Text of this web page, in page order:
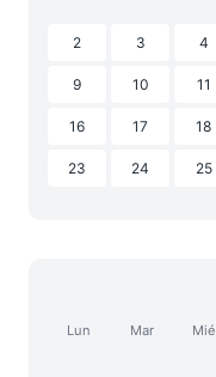
2 3 4
9 10 11
16 17 18
23 24 25
Lun Mar Mié